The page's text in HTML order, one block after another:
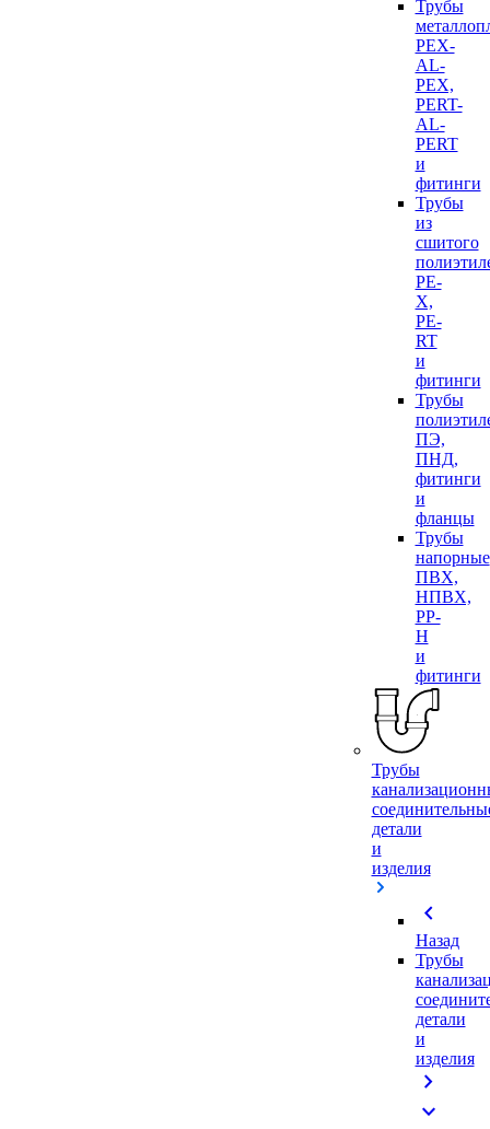
Трубы
PEX-
AL-
PEX,
PERT-
AL-
PERT
и
фитинги
Трубы
из
сшитого
PE-
X,
PE-
RT
и
фитинги
Трубы
ПЭ,
ПНД,
фитинги
и
фланцы
Трубы
напорные
ПВХ,
НПВХ,
PP-
H
и
фитинги
Трубы
детали
и
изделия
chevron_left
Назад
Трубы
детали
и
изделия
chevron_right
expand_more